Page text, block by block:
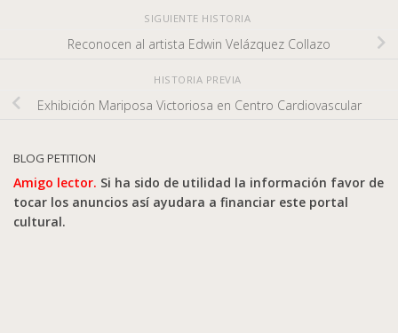
SIGUIENTE HISTORIA
Reconocen al artista Edwin Velázquez Collazo
HISTORIA PREVIA
Exhibición Mariposa Victoriosa en Centro Cardiovascular
BLOG PETITION
Amigo lector. Si ha sido de utilidad la información favor de
tocar los anuncios así ayudara a financiar este portal
cultural.